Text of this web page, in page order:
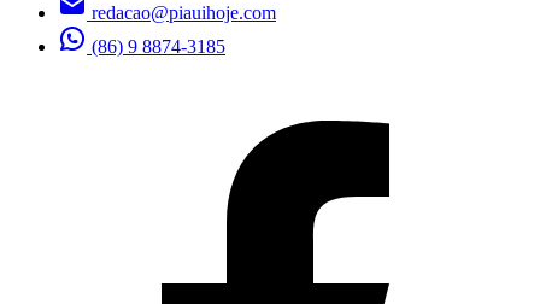
redacao@piauihoje.com
(86) 9 8874-3185